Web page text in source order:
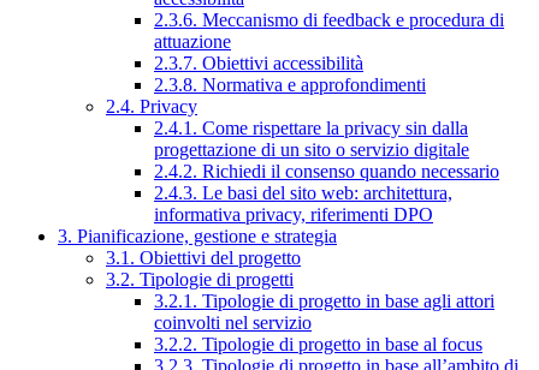
2.3.6. Meccanismo di feedback e procedura di
attuazione
2.3.7. Obiettivi accessibilità
2.3.8. Normativa e approfondimenti
2.4. Privacy
2.4.1. Come rispettare la privacy sin dalla
progettazione di un sito o servizio digitale
2.4.2. Richiedi il consenso quando necessario
2.4.3. Le basi del sito web: architettura,
informativa privacy, riferimenti DPO
3. Pianificazione, gestione e strategia
3.1. Obiettivi del progetto
3.2. Tipologie di progetti
3.2.1. Tipologie di progetto in base agli attori
coinvolti nel servizio
3.2.2. Tipologie di progetto in base al focus
3.2.3. Tipologie di progetto in base all’ambito di